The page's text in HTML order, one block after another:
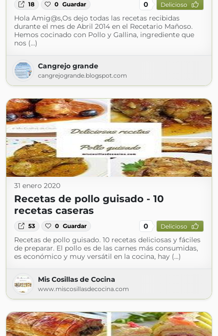
18 0 Guardar 0 Delicioso
Hola Amig@s,Os dejo todas las recetas recibidas
durante el mes de Abril 2014 en el Recetario Mañoso.
Hemos cocinado con Pollo y Gallina, ingrediente que
nos (...)
Cangrejo grande
cangrejogrande.blogspot.com
31 enero 2020
Recetas de pollo guisado - 10
recetas caseras
53 0 Guardar 0 Delicioso
Recetas de pollo guisado. 10 recetas deliciosas y fáciles
de preparar. El pollo es de las carnes más consumidas,
es económico y muy versátil en la cocina, hay (...)
Mis Cosillas de Cocina
www.miscosillasdecocina.com